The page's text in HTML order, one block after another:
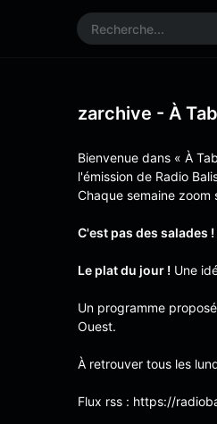
zarchive - À
Bienvenue dans « À
l'émission de Radio
Chaque semaine
C'est pas des salades !
Le plat du jour ! Une
Un programme
Ouest.
À retrouver tous les
Flux rss : https://